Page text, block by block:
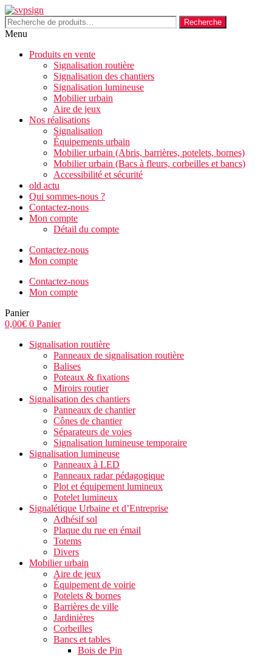
Aller
au
contenu
Recherche
pour :
Recherche
Menu
Produits en vente
Signalisation routière
Signalisation des chantiers
Signalisation lumineuse
Mobilier urbain
Aire de jeux
Nos réalisations
Signalisation
Équipements urbain
Mobilier urbain (Abris, barrières, potelets, bornes)
Mobilier urbain (Bacs à fleurs, corbeilles et bancs)
Accessibilité et sécurité
old actu
Qui sommes-nous ?
Contactez-nous
Mon compte
Détail du compte
Contactez-nous
Mon compte
Contactez-nous
Mon compte
Panier
0,00€ 0 Panier
Signalisation routière
Panneaux de signalisation routière
Balises
Poteaux & fixations
Miroirs routier
Signalisation des chantiers
Panneaux de chantier
Cônes de chantier
Séparateurs de voies
Signalisation lumineuse temporaire
Signalisation lumineuse
Panneaux à LED
Panneaux radar pédagogique
Plot et équipement lumineux
Potelet lumineux
Signalétique Urbaine et d’Entreprise
Adhésif sol
Plaque du rue en émail
Totems
Divers
Mobilier urbain
Aire de jeux
Équipement de voirie
Potelets & bornes
Barrières de ville
Jardinières
Corbeilles
Bancs et tables
Bois de Pin